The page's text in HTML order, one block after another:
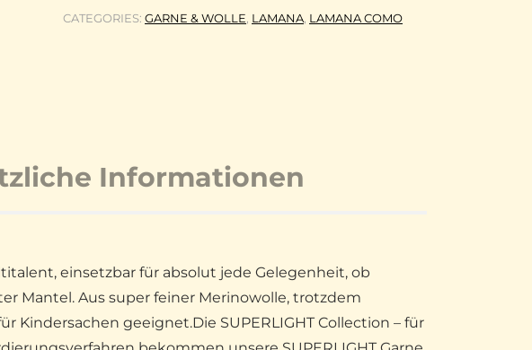
CATEGORIES: GARNE & WOLLE LAMANA LAMANA COMO
Informationen
einsetzbar für absolut jede Gelegenheit, ob
Mantel. Aus super feiner Merinowolle, trotzdem
Kindersachen geeignet.Die SUPERLIGHT Collection – für